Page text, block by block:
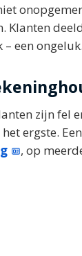
Klanten
een
zijn fel
ergste.
, op